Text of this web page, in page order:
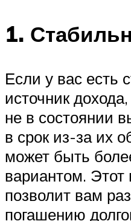
1.
Если у вас есть
источник
не в состоянии
в срок из-за их
может быть
вариантом. Этот
позволит вам
погашению